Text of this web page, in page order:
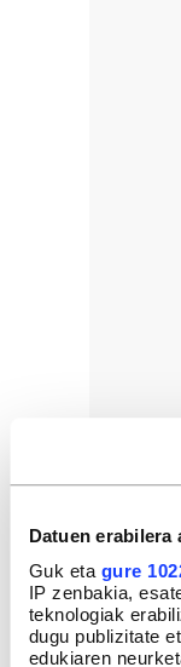
Datuen erabilera
Guk eta gure
IP zenbakia,
teknologiak
dugu publizitate
edukiaren